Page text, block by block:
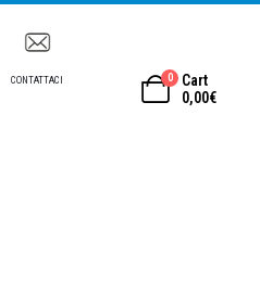
CONTATTACI 0
Cart
0,00€